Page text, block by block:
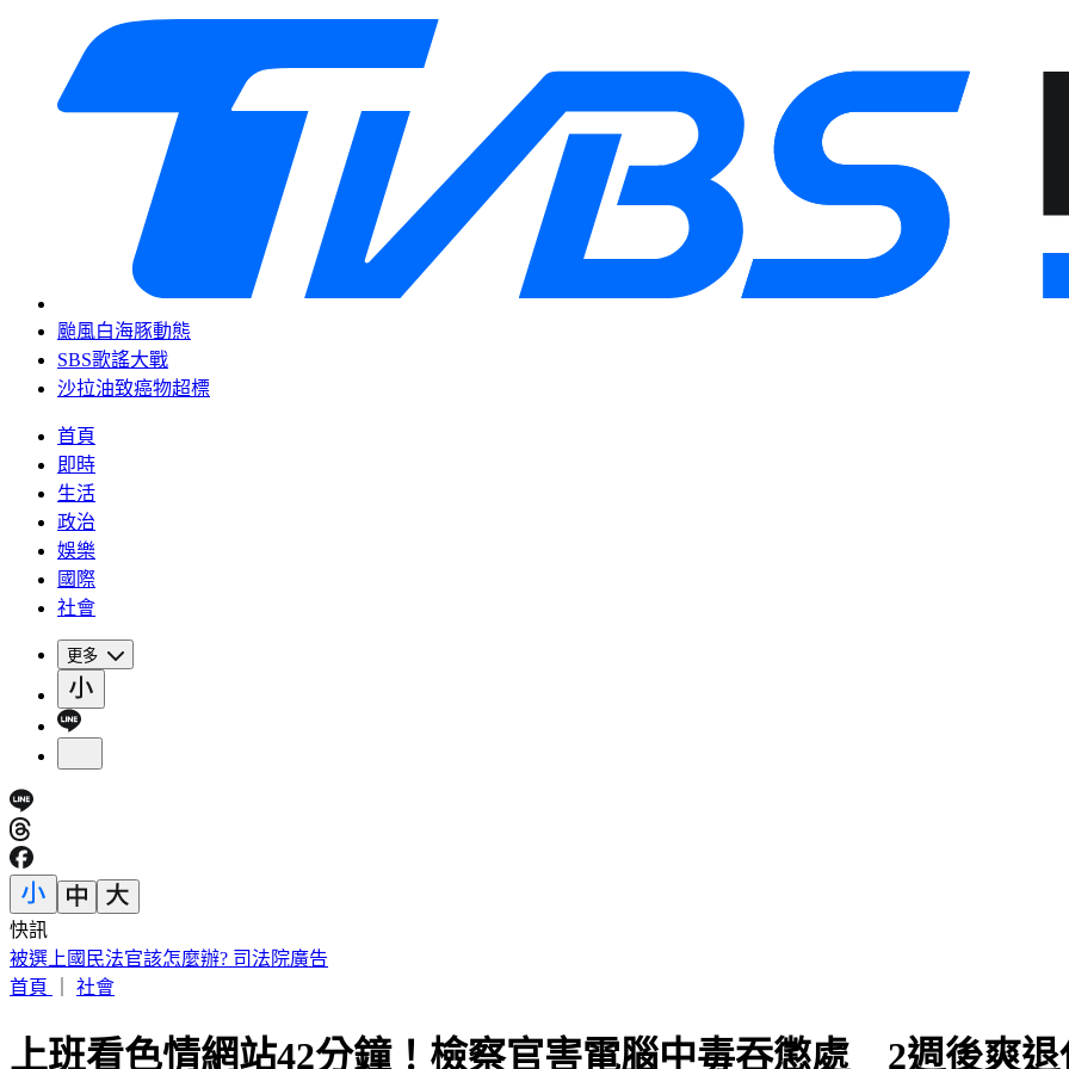
颱風白海豚動態
SBS歌謠大戰
沙拉油致癌物超標
首頁
即時
生活
政治
娛樂
國際
社會
更多
快訊
被選上國民法官該怎麼辦? 司法院廣告
首頁
社會
上班看色情網站42分鐘！檢察官害電腦中毒吞懲處 2週後爽退